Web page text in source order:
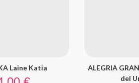
Laine Katia
ALEGRIA
del